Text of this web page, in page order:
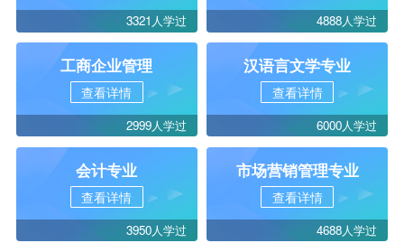
3321人学过 4888人学过
工商企业管理
查看详情
2999人学过
汉语言文学专业
查看详情
6000人学过
会计专业
查看详情
3950人学过
市场营销管理专业
查看详情
4688人学过